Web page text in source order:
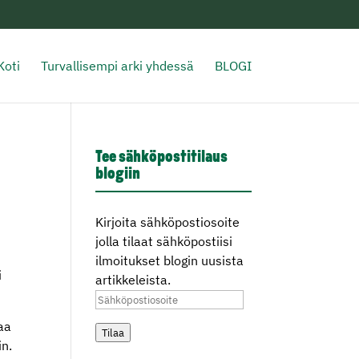
Turvallisempi arki yhdessä BLOGI
Tee sähköpostitilaus
blogiin
Kirjoita sähköpostiosoite
jolla tilaat sähköpostiisi
ilmoitukset blogin uusista
artikkeleista.
Sähköpostiosoite
Tilaa